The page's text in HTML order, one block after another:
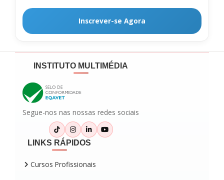
Inscrever-se Agora
INSTITUTO MULTIMÉDIA
Segue-nos nas nossas redes sociais
LINKS RÁPIDOS
Cursos Profissionais